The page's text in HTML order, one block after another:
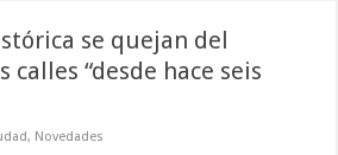
se quejan del
calles “desde hace seis
, Novedades